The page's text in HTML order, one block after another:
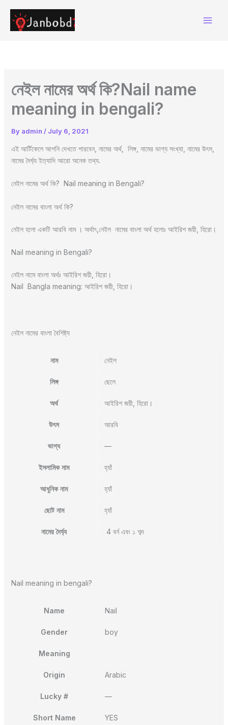
content
নেইল নামের অর্থ কি?Nail name
meaning in bengali?
By admin / July 6, 2021
এই আর্টিকেলে আপনি দেখতে পারবেন, নামের অর্থ, লিঙ্গ, নামের ভাগ্য সংখ্যা, নামের উৎস,
নামের দৈর্ঘ্য ইত্যাদি আরো অনেক তথ্য.
নেইল নামের অর্থ কি? Nail meaning in Bengali?
নেইল নামের বাংলা অর্থ কি?
নেইল হলো একটি আরবি নাম । অর্থাৎ,নেইল নামের বাংলা অর্থ হলোঃ আইরিশ জয়ী, হিরো।
Nail meaning in Bengali?
নেইল নামে বাংলা অর্থঃ আইরিশ জয়ী, হিরো।
Nail Bangla meaning: আইরিশ জয়ী, হিরো।
নেইল নামের বাংলা বৈশিষ্ট্য
নাম নেইল
লিঙ্গ ছেলে
অর্থ আইরিশ জয়ী, হিরো।
উৎস আরবি
ভাগ্য —
ইসলামিক নাম হ্যাঁ
আধুনিক নাম হ্যাঁ
ছোট নাম হ্যাঁ
নামের দৈর্ঘ্য 4 বর্ন এবং ১ শব্দ
Nail meaning in bengali?
Name Nail
Gender boy
Meaning
Origin Arabic
Lucky # —
Short Name YES